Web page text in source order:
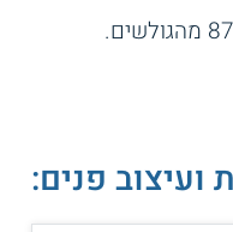
ועיצוב פנים: